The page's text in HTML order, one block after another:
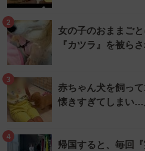
2
女の子のおままご
『カツラ』を被ら
3
赤ちゃん犬を飼っ
懐きすぎてしまい
4
帰国すると、毎回